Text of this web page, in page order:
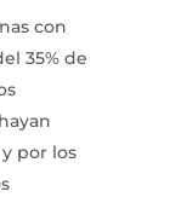
con
35% de
por los